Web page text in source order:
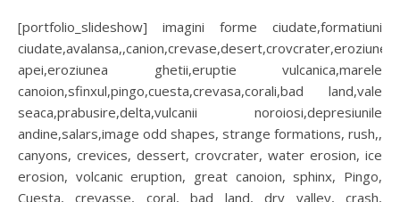
[portfolio_slideshow] imagini forme ciudate,formatiuni
ciudate,avalansa,,canion,crevase,desert,crovcrater,eroziunea
apei,eroziunea ghetii,eruptie vulcanica,marele
canoion,sfinxul,pingo,cuesta,crevasa,corali,bad land,vale
seaca,prabusire,delta,vulcanii noroiosi,depresiunile
andine,salars,image odd shapes, strange formations, rush,,
canyons, crevices, dessert, crovcrater, water erosion, ice
erosion, volcanic eruption, great canoion, sphinx, Pingo,
Cuesta, crevasse, coral, bad land, dry valley, crash,